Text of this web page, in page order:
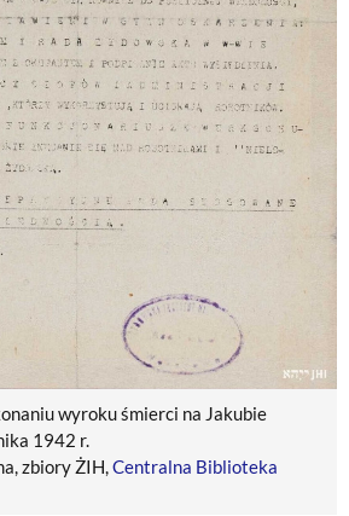
wyroku śmierci na Jakubie
1942 r.
zbiory ŻIH,Centralna Biblioteka